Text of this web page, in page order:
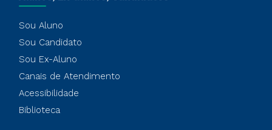
Sou Aluno
Sou Candidato
Sou Ex-Aluno
Canais de Atendimento
Acessibilidade
Biblioteca